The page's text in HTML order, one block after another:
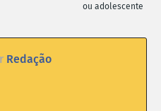
ou adolescente
Redação